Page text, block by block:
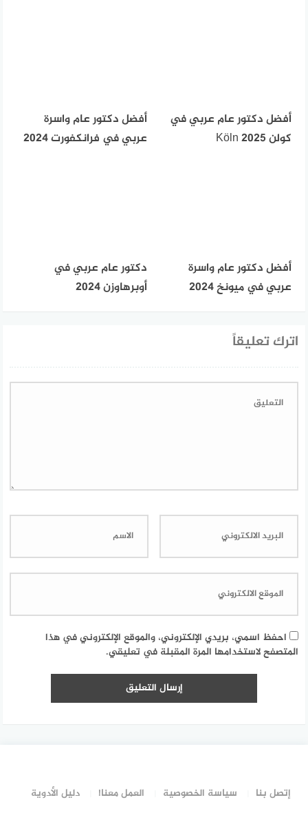
أفضل دكتور عام عربي في
كولن Köln 2025
أفضل دكتور عام واسرة
عربي في فرانكفورت 2024
أفضل دكتور عام واسرة
عربي في ميونخ 2024
دكتور عام عربي في
أوبرهاوزن 2024
اترك تعليقاً
احفظ اسمي، بريدي الإلكتروني، والموقع الإلكتروني في هذا
المتصفح لاستخدامها المرة المقبلة في تعليقي.
إتصل بنا سياسة الخصوصية العمل معنا! دليل الأدوية